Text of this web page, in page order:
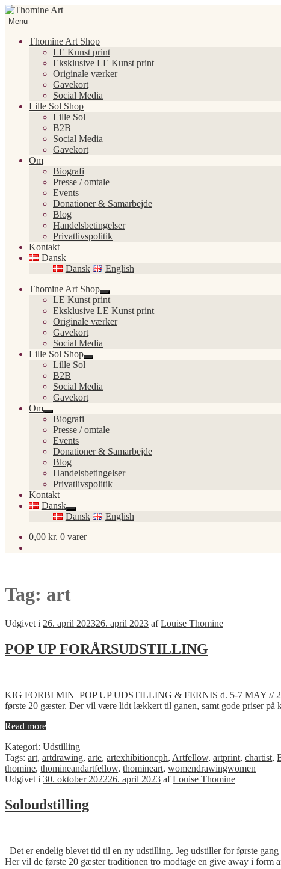
Spring
til
Spring
tilMenu
Thomine Art Shop
LE Kunst print
Eksklusive LE Kunst print
Originale værker
Gavekort
Social Media
Lille Sol Shop
Lille Sol
B2B
Social Media
Gavekort
Om
Biografi
Presse / omtale
Events
Donationer & Samarbejde
Blog
Handelsbetingelser
Privatlivspolitik
Kontakt
Dansk
Dansk
English
Thomine Art Shop
Udfold
undermenu
LE Kunst print
Eksklusive LE Kunst print
Originale værker
Gavekort
Social Media
Lille Sol Shop
Udfold
Lille Sol
B2B
Social Media
Gavekort
Om
Udfold
undermenu
Biografi
Presse / omtale
Events
Donationer & Samarbejde
Blog
Handelsbetingelser
Privatlivspolitik
Kontakt
Dansk
Udfold
undermenu
Dansk
English
0,00 kr. 0 varer
Tag: art
Udgivet i 26. april 202326. april 2023 afLouise Thomine
POP UP FORÅRSUDSTILLING
KIG FORBI MIN POP UP UDSTILLING & FERNIS d. 5-7 MAY //
første 20 gæster. Der vil være lidt lækkert til ganen, samt gode priser på
Read more
Kategori: Udstilling
Tags: art, artdrawing, arte, artexhibitioncph, Artfellow, artprint, chartist,
thomine, thomineandartfellow, thomineart, womendrawingwomen
Udgivet i 30. oktober 202226. april 2023 afLouise Thomine
Soloudstilling
Det er endelig blevet tid til en ny udstilling. Jeg udstiller for første
Her vil de første 20 gæster traditionen tro modtage en give away i